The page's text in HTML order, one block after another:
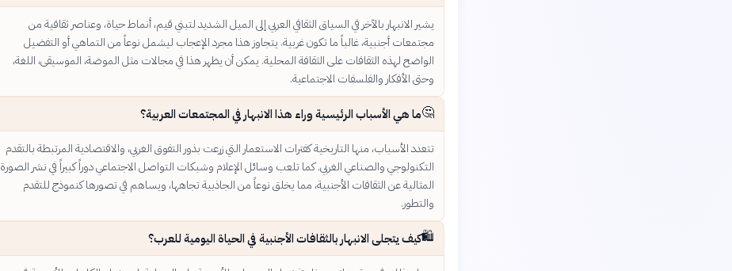
يشير الانبهار بالآخر في السياق الثقافي العربي إلى الميل الشديد لتبني قيم، أنماط حياة، وعناصر ثقافية من
مجتمعات أجنبية، غالباً ما تكون غربية. يتجاوز هذا مجرد الإعجاب ليشمل نوعاً من التماهي أو التفضيل
الواضح لهذه الثقافات على الثقافة المحلية. يمكن أن يظهر هذا في مجالات مثل الموضة، الموسيقى، اللغة،
وحتى الأفكار والفلسفات الاجتماعية.
🤔ما هي الأسباب الرئيسية وراء هذا الانبهار في المجتمعات العربية؟
تتعدد الأسباب، منها التاريخية كفترات الاستعمار التي زرعت بذور التفوق الغربي، والاقتصادية المرتبطة بالتقدم
التكنولوجي والصناعي الغربي. كما تلعب وسائل الإعلام وشبكات التواصل الاجتماعي دوراً كبيراً في نشر الصورة
المثالية عن الثقافات الأجنبية، مما يخلق نوعاً من الجاذبية تجاهها، ويساهم في تصورها كنموذج للتقدم
والتطور.
🛍️كيف يتجلى الانبهار بالثقافات الأجنبية في الحياة اليومية للعرب؟